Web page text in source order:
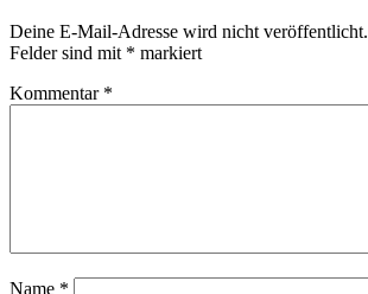
Deine E-Mail-Adresse wird nicht veröffentlicht.
Felder sind mit * markiert
Kommentar *
Name *